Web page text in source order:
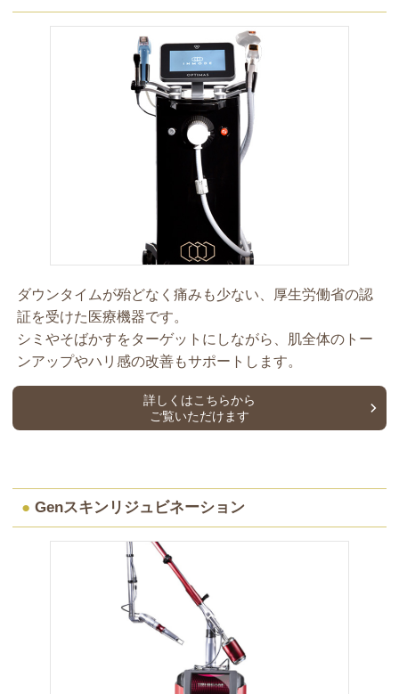
ダウンタイムが殆どなく痛みも少ない、厚生労働省の認
証を受けた医療機器です。
シミやそばかすをターゲットにしながら、肌全体のトー
ンアップやハリ感の改善もサポートします。
詳しくはこちらから
ご覧いただけます
● Genスキンリジュビネーション